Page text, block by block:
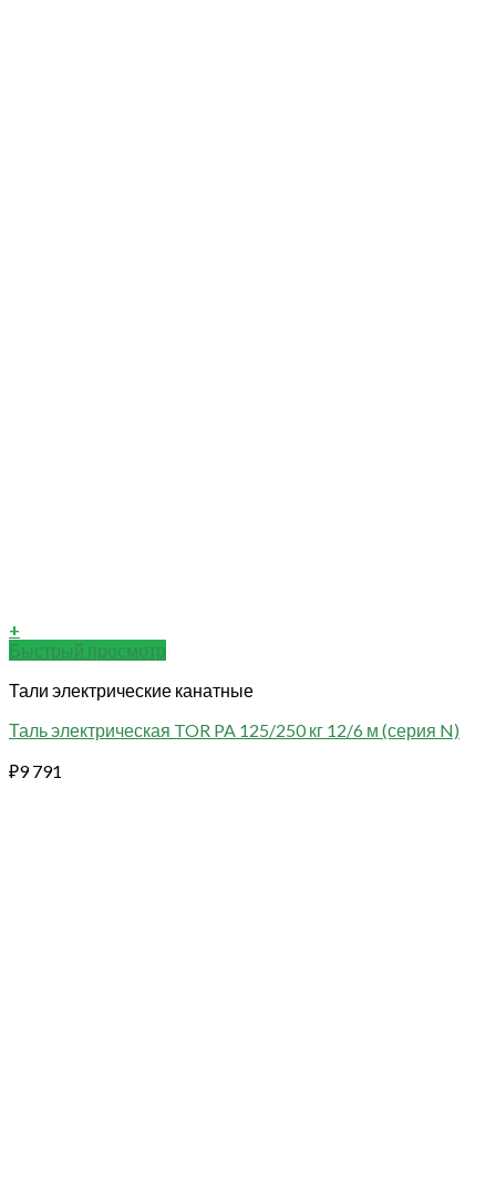
+
Быстрый просмотр
Тали электрические канатные
Таль электрическая TOR PA 125/250 кг 12/6 м (серия N)
₽9 791